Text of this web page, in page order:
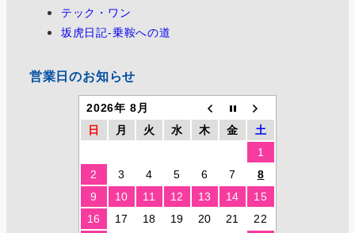
テック・ワン
坂虎日記-乗鞍への道
営業日のお知らせ
2026年 8月
日
月 火 水 木 金
土
1
2
3 4 5 6 7
8
9
10 11 12 13 14
15
16
17 18 19 20 21
22